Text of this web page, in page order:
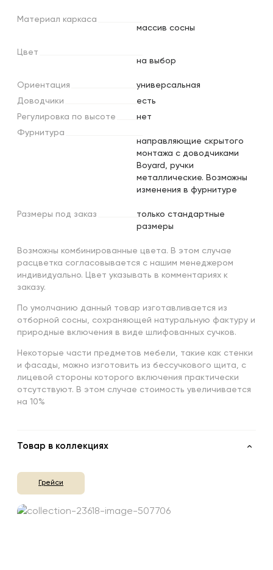
Материал каркаса
массив сосны
Цвет
на выбор
Ориентация
универсальная
Доводчики
есть
Регулировка по высоте
нет
Фурнитура
направляющие скрытого
монтажа с доводчиками
Boyard, ручки
металлические. Возможны
изменения в фурнитуре
Размеры под заказ
только стандартные
размеры
Возможны комбинированные цвета. В этом случае
расцветка согласовывается с нашим менеджером
индивидуально. Цвет указывать в комментариях к
заказу.
По умолчанию данный товар изготавливается из
отборной сосны, сохраняющей натуральную фактуру и
природные включения в виде шлифованных сучков.
Некоторые части предметов мебели, такие как стенки
и фасады, можно изготовить из бессучкового щита, с
лицевой стороны которого включения практически
отсутствуют. В этом случае стоимость увеличивается
на 10%
Товар в коллекциях
Грейси